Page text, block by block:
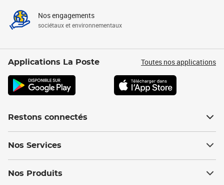
Nos engagements
sociétaux et environnementaux
Applications La Poste Toutes nos applications
Restons connectés
Nos Services
Nos Produits